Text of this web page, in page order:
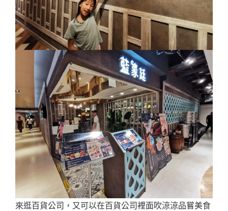
來逛百貨公司，又可以在百貨公司裡面吹涼涼品嘗美食